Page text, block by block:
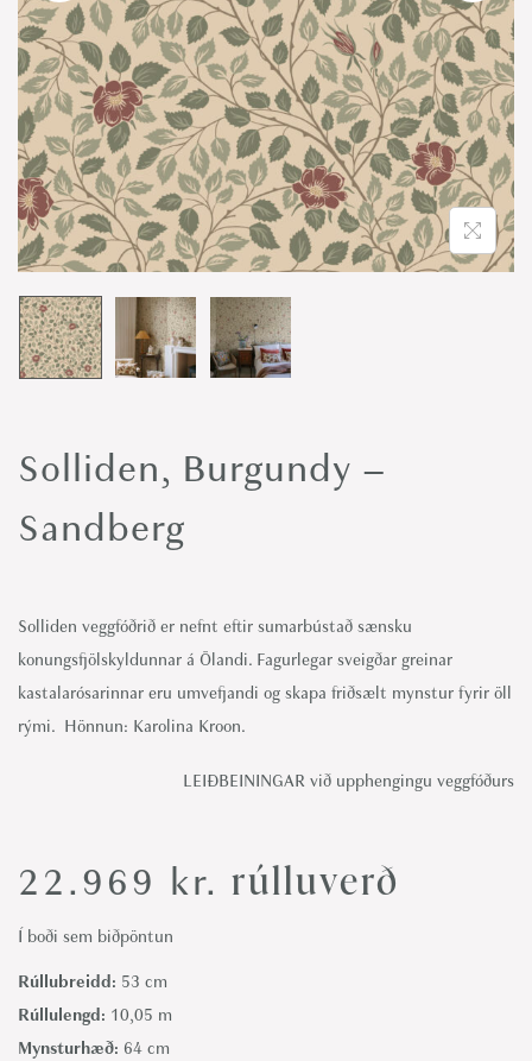
o
n
Solliden, Burgundy –
Sandberg
22.969 kr. rúlluverð
Solliden veggfóðrið er nefnt eftir sumarbústað sænsku
konungsfjölskyldunnar á Ölandi. Fagurlegar sveigðar greinar
kastalarósarinnar eru umvefjandi og skapa friðsælt mynstur fyrir öll
rými. Hönnun: Karolina Kroon.
LEIÐBEININGAR við upphengingu veggfóðurs
Í boði sem biðpöntun
Rúllubreidd: 53 cm
Rúllulengd: 10,05 m
Mynsturhæð: 64 cm